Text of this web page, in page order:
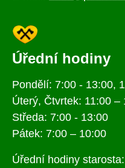
Úřední hodiny
Pondělí: 7:00 - 13:00,
Úterý, Čtvrtek: 11:00 –
Středa: 7:00 - 13:00
Pátek: 7:00 – 10:00
Úřední hodiny